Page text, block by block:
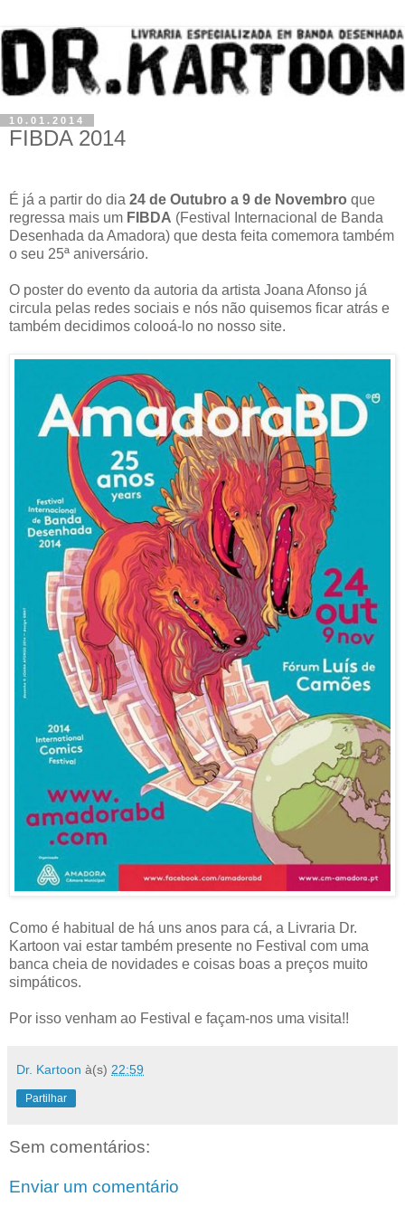
10.01.2014
FIBDA 2014
É já a partir do dia 24 de Outubro a 9 de Novembro que
regressa mais um FIBDA (Festival Internacional de Banda
Desenhada da Amadora) que desta feita comemora também
o seu 25ª aniversário.
O poster do evento da autoria da artista Joana Afonso já
circula pelas redes sociais e nós não quisemos ficar atrás e
também decidimos colooá-lo no nosso site.
Como é habitual de há uns anos para cá, a Livraria Dr.
Kartoon vai estar também presente no Festival com uma
banca cheia de novidades e coisas boas a preços muito
simpáticos.
Por isso venham ao Festival e façam-nos uma visita!!
Dr. Kartoon à(s) 22:59
Partilhar
Sem comentários:
Enviar um comentário